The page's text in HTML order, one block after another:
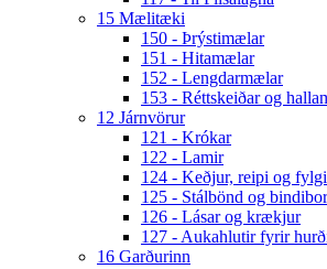
15 Mælitæki
150 - Þrýstimælar
151 - Hitamælar
152 - Lengdarmælar
153 - Réttskeiðar og
12 Járnvörur
121 - Krókar
122 - Lamir
124 - Keðjur, reipi og
125 - Stálbönd og
126 - Lásar og krækjur
127 - Aukahlutir fyrir
16 Garðurinn